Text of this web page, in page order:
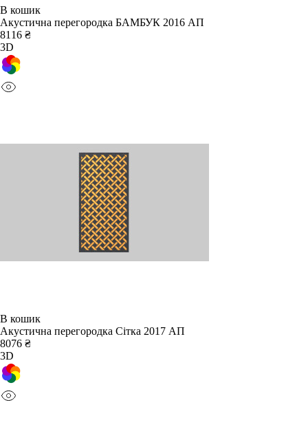
В кошик
Акустична перегородка БАМБУК 2016 АП
8116 ₴
3D
В кошик
Акустична перегородка Сітка 2017 АП
8076 ₴
3D